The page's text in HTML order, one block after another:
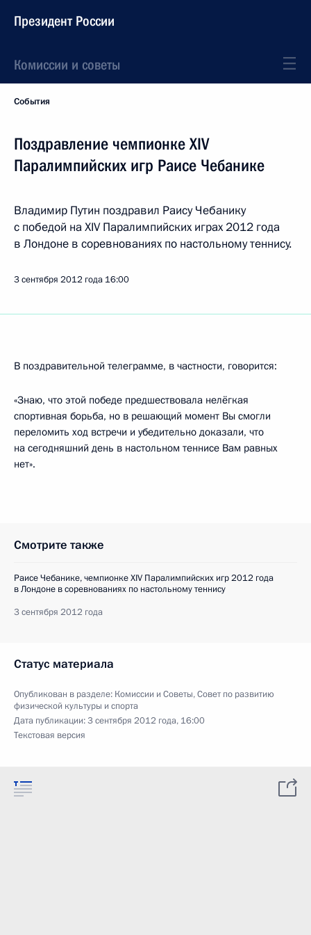
Президент России
Комиссии и советы
События
Поздравление чемпионке XIV
Паралимпийских игр Раисе Чебанике
Владимир Путин поздравил Раису Чебанику
с победой на XIV Паралимпийских играх 2012 года
в Лондоне в соревнованиях по настольному теннису.
3 сентября 2012 года 16:00
В поздравительной телеграмме, в частности, говорится:
«Знаю, что этой победе предшествовала нелёгкая
спортивная борьба, но в решающий момент Вы смогли
переломить ход встречи и убедительно доказали, что
на сегодняшний день в настольном теннисе Вам равных
нет».
Смотрите также
Раисе Чебанике, чемпионке XIV Паралимпийских игр 2012 года
в Лондоне в соревнованиях по настольному теннису
3 сентября 2012 года
Статус материала
Опубликован в разделе: Комиссии и Советы,Совет по развитию
физической культуры и спорта
Дата публикации:3 сентября 2012 года, 16:00
Текстовая версия